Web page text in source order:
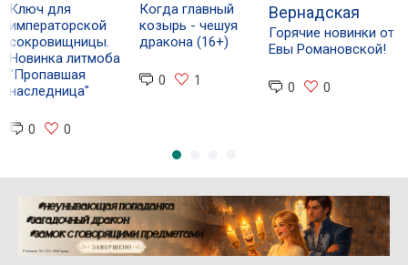
Ключ для
императорской
сокровищницы.
Новинка литмоба
"Пропавшая
наследница"
0 0
Когда главный
козырь - чешуя
дракона (16+)
0 1
Вернадская
Горячие новинки от
Евы Романовской!
0 0
Реклама 16+ АО «ЛитГород»